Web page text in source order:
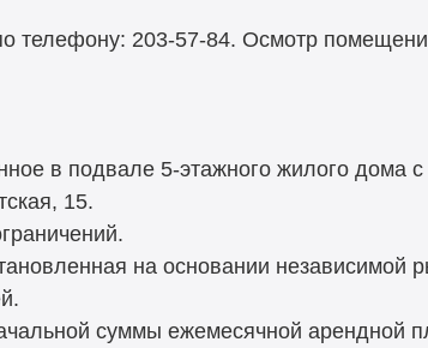
203-57-84. Осмотр
в подвале 5-этажного жилого дома
15.
на основании независимой
суммы ежемесячной арендной